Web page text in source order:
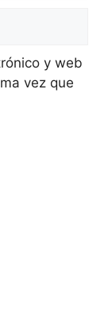
y web
vez que